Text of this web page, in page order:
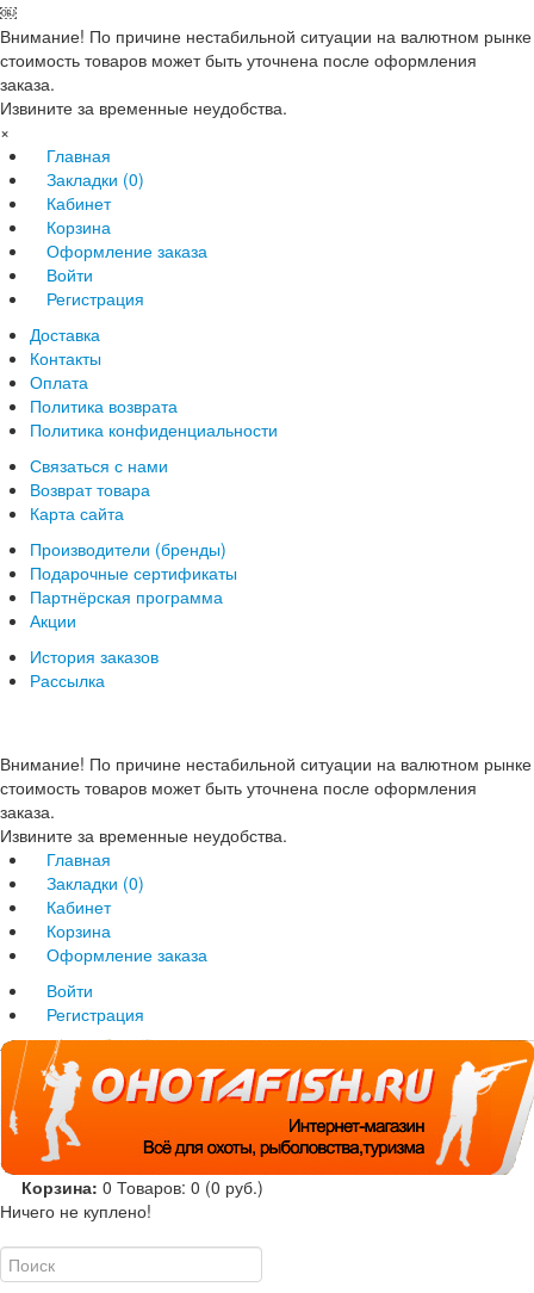
￼
Внимание! По причине нестабильной ситуации на валютном рынке
стоимость товаров может быть уточнена после оформления
заказа.
Извините за временные неудобства.
×
Главная
Закладки (0)
Кабинет
Корзина
Оформление заказа
Войти
Регистрация
Доставка
Контакты
Оплата
Политика возврата
Политика конфиденциальности
Связаться с нами
Возврат товара
Карта сайта
Производители (бренды)
Подарочные сертификаты
Партнёрская программа
Акции
История заказов
Рассылка
Внимание! По причине нестабильной ситуации на валютном рынке
стоимость товаров может быть уточнена после оформления
заказа.
Извините за временные неудобства.
Главная
Закладки (0)
Кабинет
Корзина
Оформление заказа
Войти
Регистрация
Корзина: 0 Товаров: 0 (0 руб.)
Ничего не куплено!